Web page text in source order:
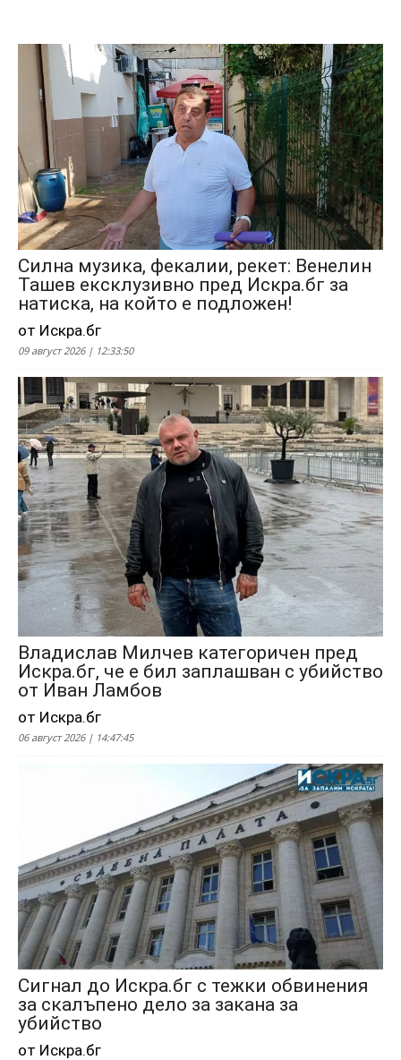
Силна музика, фекалии, рекет: Венелин
Ташев ексклузивно пред Искра.бг за
натиска, на който е подложен!
от Искра.бг
09 август 2026 | 12:33:50
Владислав Милчев категоричен пред
Искра.бг, че е бил заплашван с убийство
от Иван Ламбов
от Искра.бг
06 август 2026 | 14:47:45
Сигнал до Искра.бг с тежки обвинения
за скалъпено дело за закана за
убийство
от Искра.бг